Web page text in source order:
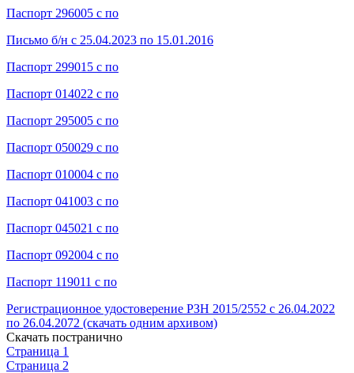
Паспорт 296005 с по
Письмо б/н с 25.04.2023 по 15.01.2016
Паспорт 299015 с по
Паспорт 014022 с по
Паспорт 295005 с по
Паспорт 050029 с по
Паспорт 010004 с по
Паспорт 041003 с по
Паспорт 045021 с по
Паспорт 092004 с по
Паспорт 119011 с по
Регистрационное удостоверение РЗН 2015/2552 с 26.04.2022
по 26.04.2072 (скачать одним архивом)
Скачать постранично
Страница 1
Страница 2